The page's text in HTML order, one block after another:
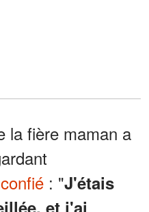
la fière maman a
: "J'étais
et j'ai